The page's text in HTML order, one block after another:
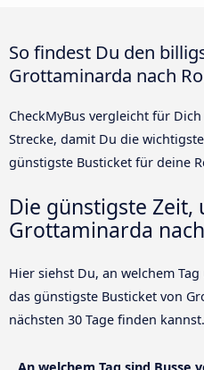
So findest Du den
Grottaminarda nach
CheckMyBus vergleicht für
Strecke, damit Du die
günstigste Busticket für deine
Die günstigste Zeit,
Grottaminarda
Hier siehst Du, an welchem
das günstigste Busticket von
nächsten 30 Tage finden kannst.